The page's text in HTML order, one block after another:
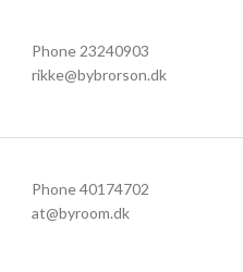
Phone 23240903
rikke@bybrorson.dk
Phone 40174702
at@byroom.dk